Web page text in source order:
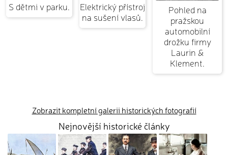
S dětmi v parku.
Elektrický přístroj
na sušení vlasů.
Pohled na
pražskou
automobilní
drožku firmy
Laurin &
Klement.
Zobrazit kompletní galerii historických fotografií
Nejnovější historické články